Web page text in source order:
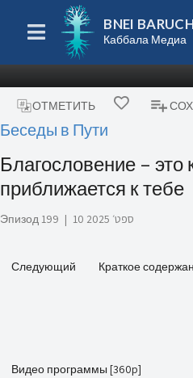
BNEI
Каббала Медиа
ОТМЕТИТЬ
Беседы в Пути
Благословение – это
приближается к тебе
Эпизод 199 | 10 ספט׳ 2025
Следующий Краткое
Видео программы [360p]